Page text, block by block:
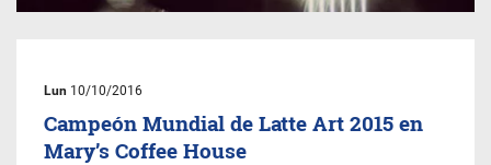
Lun 10/10/2016
Campeón Mundial de Latte Art 2015 en
Mary’s Coffee House